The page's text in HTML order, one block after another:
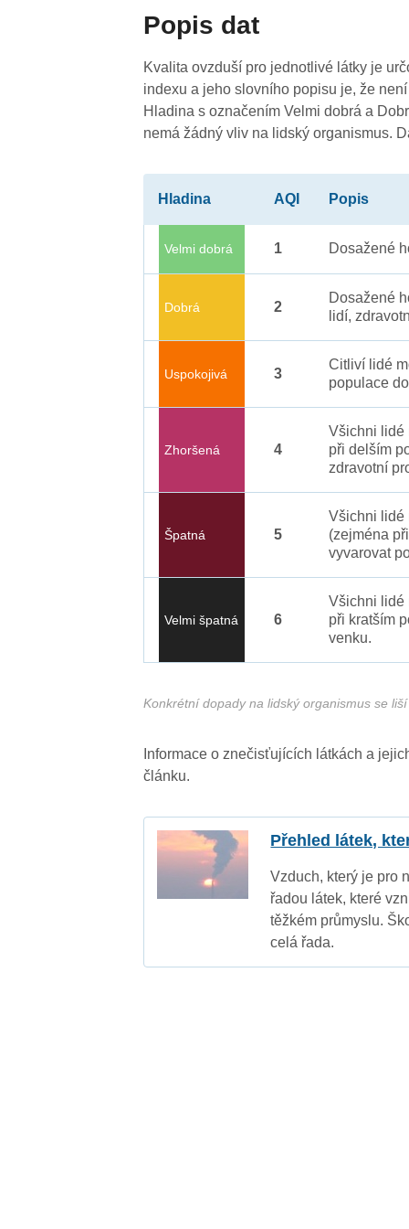
3
Popis dat
Kvalita ovzduší pro jednotlivé látky je
indexu a jeho slovního popisu je, že
Hladina s označením Velmi dobrá a
nemá žádný vliv na lidský organismus.
Hladina AQI Popis
Velmi dobrá 1 Dosažené
Dobrá 2
Dosažené
lidí,
Uspokojivá 3
Citliví lidé
populace
Zhoršená 4
Všichni lidé
při delším
zdravotní
Špatná 5
Všichni lidé
(zejména
vyvarovat
Velmi špatná 6
Všichni lidé
při kratším
venku.
Konkrétní dopady na lidský organismus se
Informace o znečisťujících látkách a
článku.
Přehled látek,
Vzduch, který je pro
řadou látek, které
těžkém průmyslu.
celá řada.